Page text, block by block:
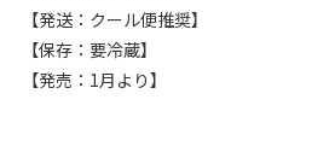
【発送：クール便推奨】
【保存：要冷蔵】
【発売：1月より】